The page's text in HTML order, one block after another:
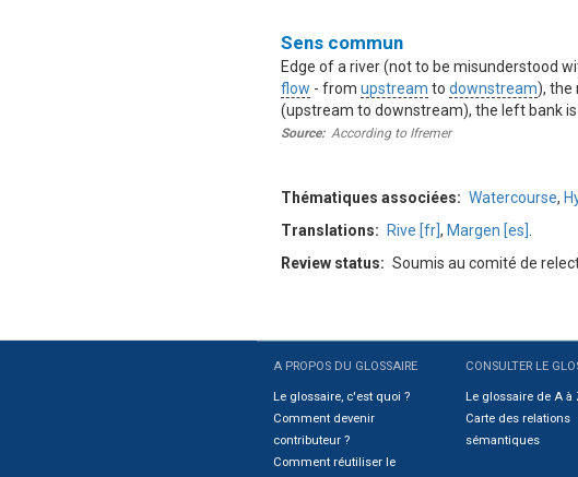
Sens commun
Edge of a river (not to be misunderstood
flow - from upstream to downstream), the
(upstream to downstream), the left bank is
Source According to Ifremer
Thématiques associées Watercourse,
Translations
Rive [fr] , Margen [es]
Review status
Soumis au comité de
A PROPOS DU GLOSSAIRE
Le glossaire, c'est quoi ?
Comment devenir
contributeur ?
Comment réutiliser le
CONSULTER LE
Le glossaire de A à
Carte des relations
sémantiques